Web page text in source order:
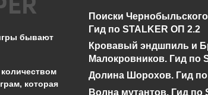
Что такое громовое
бедствие в Genshin
Impact?
430
бывают
которая
Поиски
Гид по STALKER ОП 2.2
Кровавый эндшпиль и
Малокровников. Гид по
Долина Шорохов. Гид
Волна мутантов. Гид по